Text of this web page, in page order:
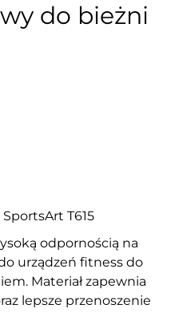
do bieżni
T615
odpornością na
urządzeń fitness do
Materiał zapewnia
lepsze przenoszenie